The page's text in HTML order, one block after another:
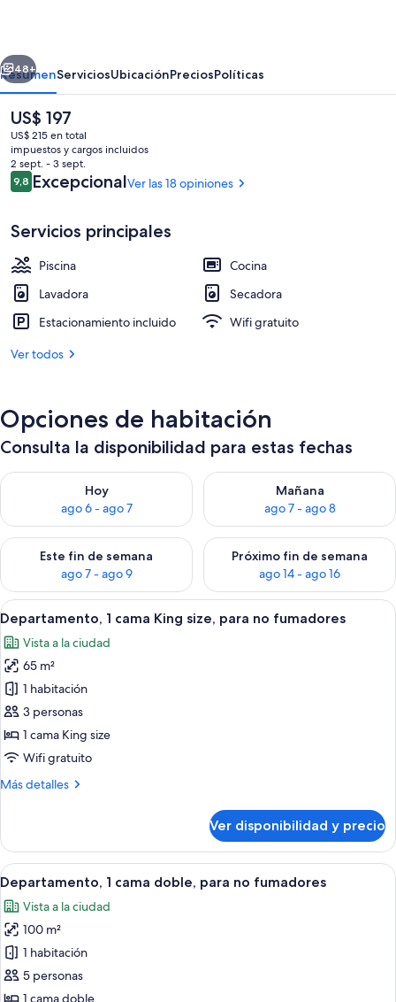
Vista desde la propiedad
Siguiente
48+
ResumenServiciosUbicaciónPreciosPolíticas
El
precio
actual
es
de
US$ 197
US$ 197
US$ 215 en total
impuestos y cargos incluidos
2 sept. - 3 sept.
Opiniones
9,89,8 de 10
ExcepcionalVer las 18 opiniones
Servicios principales
Piscina
Cocina
Lavadora
Secadora
Estacionamiento incluido
Wifi gratuito
Ver todos
Opciones de habitación
Consulta la disponibilidad para estas fechas
Hoy
ago 6 - ago 7
Consulta la disponibilidad para hoy ago 6 - ago 7
Mañana
ago 7 - ago 8
Consulta la disponibilidad
Este fin de semana
ago 7 - ago 9
Consulta la disponibilidad para este fin de semana ago 7 -
Próximo fin de semana
ago 14 - ago 16
Consulta la disponibilidad
Ver
todas
las
fotos
de
Departamento,
1
cama
size,
fumadores
Habitación de hotel moderna con
8
Departamento, 1 cama King size, para no fumadores
Vista a la ciudad
65 m²
1 habitación
3 personas
1 cama King size
Wifi gratuito
Más detalles
Más
1
cama
King
size,
para
no
fumadores
Ver disponibilidad y precio
Ver
todas
las
fotos
de
Departamento,
1
Habitación de hotel con un ventanal
8
Departamento, 1 cama doble, para no fumadores
Vista a la ciudad
100 m²
1 habitación
5 personas
1 cama doble